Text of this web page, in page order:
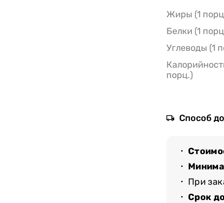
Жиры (1
Белки (1
Углеводы (1
порц.)
Способ
При
Срок